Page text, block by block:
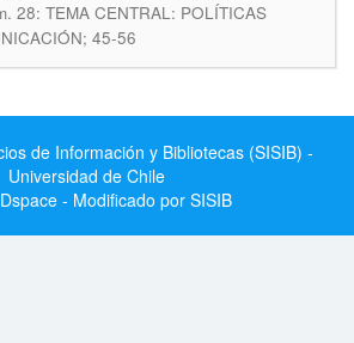
28: TEMA CENTRAL: POLÍTICAS
45-56
de Información y Bibliotecas (SISIB) -
Universidad de Chile
- Modificado por SISIB